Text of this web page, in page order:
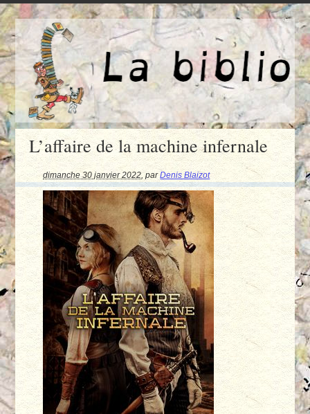
L’affaire de la machine infernale
dimanche 30 janvier 2022,parDenis Blaizot